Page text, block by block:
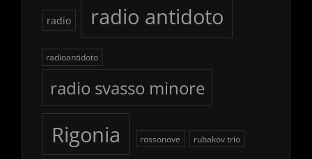
radio radio antidoto
radioantidoto
radio svasso minore
Rigonia rossonove rubakov trio